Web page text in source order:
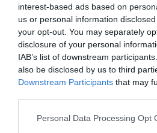
interest-based ads based on
us or personal information
your opt-out. You may separately
disclosure of your personal
IAB’s list of downstream
also be disclosed by us to third
Downstream Participants that may
Personal Data Processing Opt
Siłownik elektryczny
jednoobrotowy UP 2